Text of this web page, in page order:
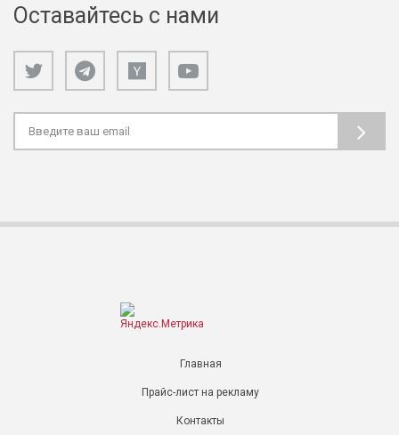
Оставайтесь с нами
Главная
Прайс-лист на рекламу
Контакты